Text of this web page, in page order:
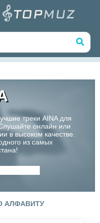
треки AINA для
онлайн или
в высоком качестве.
из самых
АЛФАВИТУ